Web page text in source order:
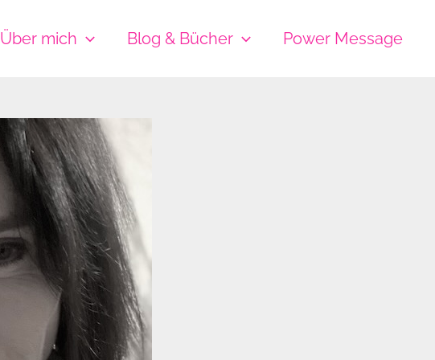
Über mich Blog & Bücher Power Message